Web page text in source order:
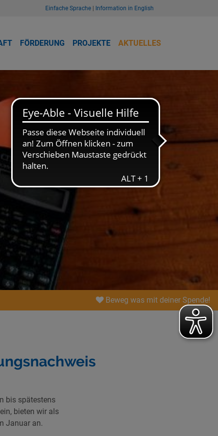
Einfache Sprache Information in English
FÖRDERUNG PROJEKTE AKTUELLES
Beweg was mit deiner Spende!
bis spätestens
bieten wir als
Januar an.